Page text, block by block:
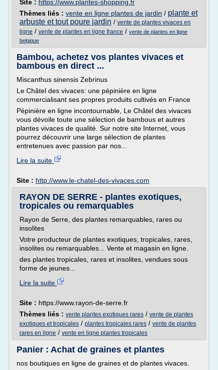
Site : https://www.plantes-shopping.fr
Thèmes liés : vente en ligne plantes de jardin / plante et
arbuste et tout poure jardin / vente de plantes vivaces en
ligne / vente de plantes en ligne france / vente de plantes en ligne
belgique
Bambou, achetez vos plantes vivaces et
bambous en direct ...
Miscanthus sinensis Zebrinus
Le Châtel des vivaces: une pépinière en ligne
commercialisant ses propres produits cultivés en France
Pépinière en ligne incontournable, Le Châtel des vivaces
vous dévoile toute une sélection de bambous et autres
plantes vivaces de qualité. Sur notre site Internet, vous
pourrez découvrir une large sélection de plantes
entretenues avec passion par nos...
Lire la suite
Site : http://www.le-chatel-des-vivaces.com
RAYON DE SERRE - plantes exotiques,
tropicales ou remarquables
Rayon de Serre, des plantes remarquables, rares ou
insolites
Votre producteur de plantes exotiques, tropicales, rares,
insolites ou remarquables... Vente et magasin en ligne.
des plantes tropicales, rares et insolites, vendues sous
forme de jeunes...
Lire la suite
Site : https://www.rayon-de-serre.fr
Thèmes liés : vente plantes exotiques rares / vente de plantes
exotiques et tropicales / plantes tropicales rares / vente de plantes
rares en ligne / vente en ligne plantes tropicales
Panier : Achat de graines et plantes
nos boutiques en ligne de graines et de plantes vivaces.